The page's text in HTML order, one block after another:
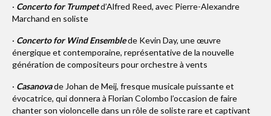
· Concerto for Trumpetd’Alfred Reed, avec Pierre-Alexandre
Marchand en soliste
· Concerto for Wind Ensemblede Kevin Day, une œuvre
énergique et contemporaine, représentative de la nouvelle
génération de compositeurs pour orchestre à vents
· Casanovade Johan de Meij, fresque musicale puissante et
évocatrice, qui donnera à Florian Colombo l’occasion de faire
chanter son violoncelle dans un rôle de soliste rare et captivant